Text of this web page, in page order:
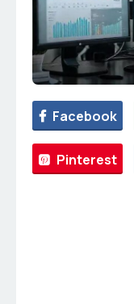
Facebook
Pinterest